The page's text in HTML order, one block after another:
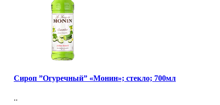
Сироп ”Огуречный” «Монин»; стекло; 700мл
..